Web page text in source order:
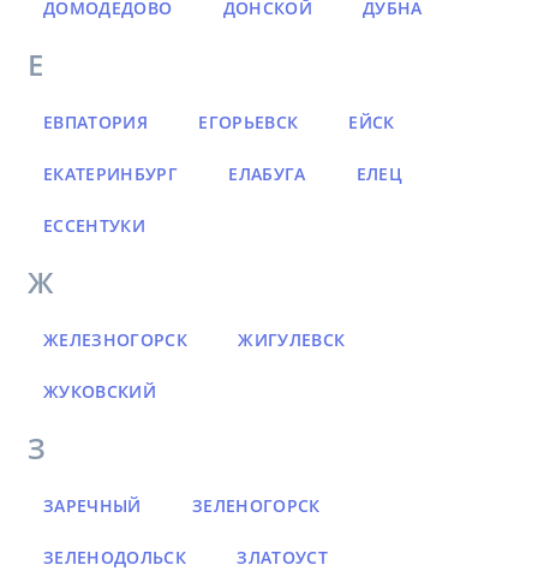
ДОМОДЕДОВО ДОНСКОЙ ДУБНА
Е
ЕВПАТОРИЯ ЕГОРЬЕВСК ЕЙСК
ЕКАТЕРИНБУРГ ЕЛАБУГА ЕЛЕЦ
ЕССЕНТУКИ
Ж
ЖЕЛЕЗНОГОРСК ЖИГУЛЕВСК
ЖУКОВСКИЙ
З
ЗАРЕЧНЫЙ ЗЕЛЕНОГОРСК
ЗЕЛЕНОДОЛЬСК ЗЛАТОУСТ